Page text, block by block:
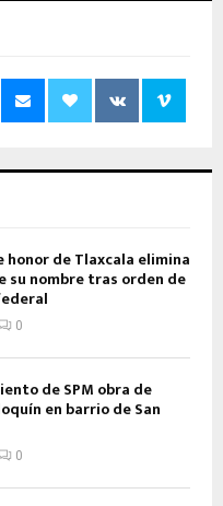
honor de Tlaxcala elimina
su nombre tras orden de
0
de SPM obra de
en barrio de San
0